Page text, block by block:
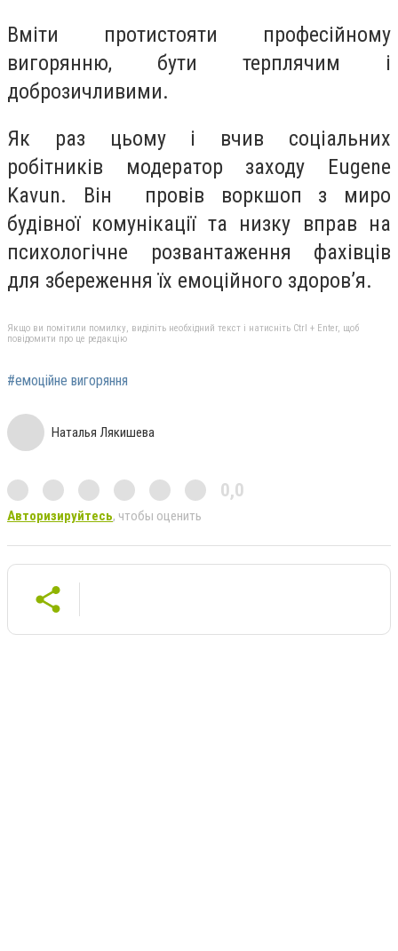
Вміти протистояти професійному
вигорянню, бути терплячим і
доброзичливими.
Як раз цьому і вчив соціальних
робітників модератор заходу Eugene
Kavun. Він провів воркшоп з миро
будівної комунікації та низку вправ на
психологічне розвантаження фахівців
для збереження їх емоційного здоров’я.
Якщо ви помітили помилку, виділіть необхідний текст і натисніть Ctrl + Enter, щоб
повідомити про це редакцію
#емоційне вигоряння
Наталья Лякишева
0,0
Авторизируйтесь, чтобы оценить